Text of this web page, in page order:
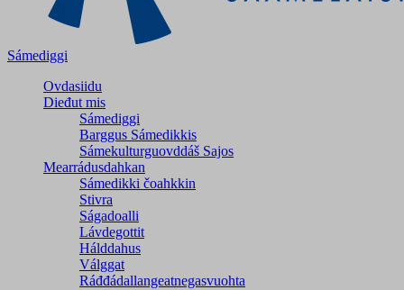
Sámediggi
Ovdasiidu
Dieđut mis
Sámediggi
Barggus Sámedikkis
Sámekulturguovddáš Sajos
Mearrádusdahkan
Sámedikki čoahkkin
Stivra
Ságadoalli
Lávdegottit
Hálddahus
Válggat
Ráđđádallangeatnegas­vuohta